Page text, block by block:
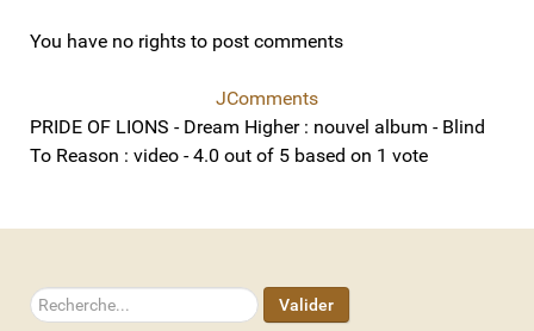
You have no rights to post comments
JComments
PRIDE OF LIONS - Dream Higher : nouvel album - Blind
To Reason : video -4.0 out of 5 based on 1 vote
Rechercher Valider